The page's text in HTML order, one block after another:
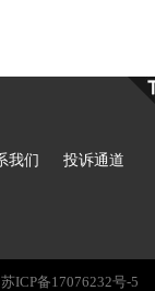
我们 投诉通道
苏ICP备17076232号-5